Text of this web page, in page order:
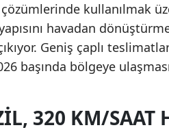
kullanılmak
havadan
Geniş çaplı
başında bölgeye
320 KM/SAAT